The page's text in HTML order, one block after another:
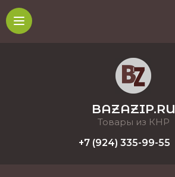
BAZAZIP.RU
Товары из КНР
+7 (924) 335-99-55